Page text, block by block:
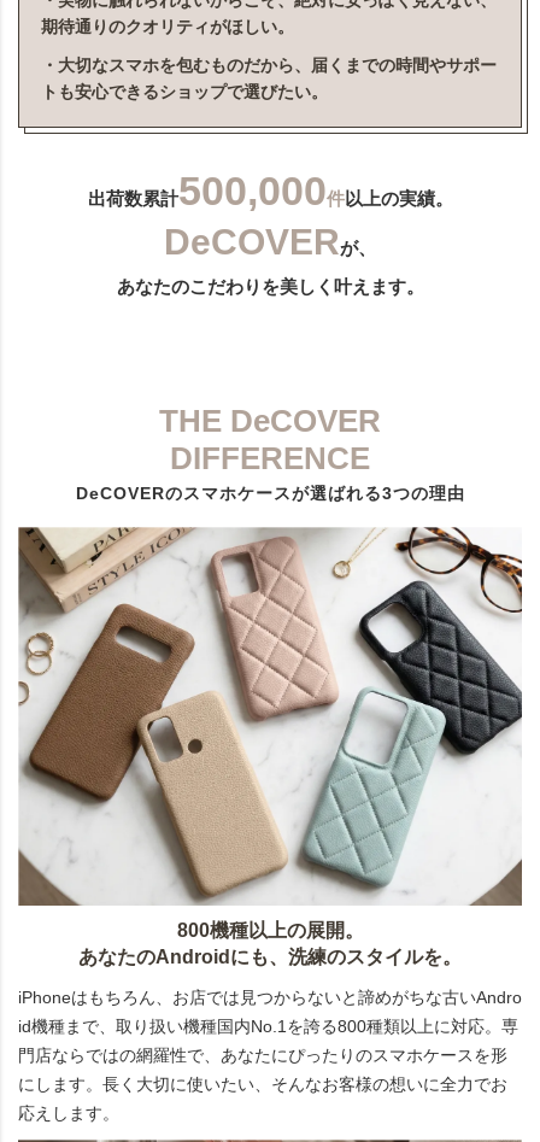
期待通りのクオリティがほしい。
・大切なスマホを包むものだから、届くまでの時間やサポー
トも安心できるショップで選びたい。
出荷数累計500,000件以上の実績。
DeCOVERが、
あなたのこだわりを美しく叶えます。
THE DeCOVER
DIFFERENCE
DeCOVERのスマホケースが選ばれる3つの理由
800機種以上の展開。
あなたのAndroidにも、洗練のスタイルを。
iPhoneはもちろん、お店では見つからないと諦めがちな古いAndro
id機種まで、取り扱い機種国内No.1を誇る800種類以上に対応。専
門店ならではの網羅性で、あなたにぴったりのスマホケースを形
にします。長く大切に使いたい、そんなお客様の想いに全力でお
応えします。